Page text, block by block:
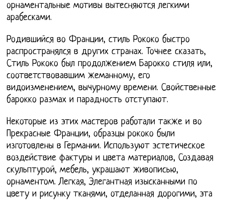
орнаментальные мотивы вытесняются легкими
арабесками.
Родившийся во Франции, стиль Рококо быстро
распространялся в других странах. Точнее сказать,
Стиль Рококо был продолжением Барокко стиля или,
соответствовавшим жеманному, его
видоизменением, вычурному времени. Свойственные
барокко размах и парадность отступают.
Некоторые из этих мастеров работали также и во
Прекрасные Франции, образцы рококо были
изготовлены в Германии. Используют эстетическое
воздействие фактуры и цвета материалов, Создавая
скульптурой, мебель, украшают живописью,
орнаментом. Легкая, Элегантная изысканными по
цвету и рисунку тканями, отделанная дорогими, эта